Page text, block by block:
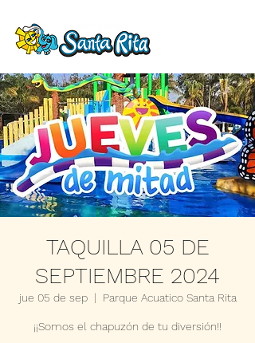
TAQUILLA 05 DE
SEPTIEMBRE 2024
jue 05 de sep
  |
Parque Acuatico Santa Rita
¡¡Somos el chapuzón de tu diversión!!